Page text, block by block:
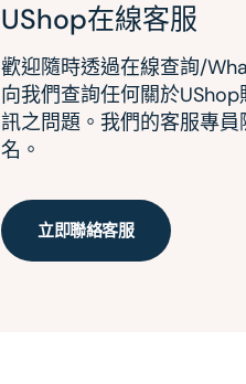
UShop在線客服
歡迎隨時透過在線查詢/
向我們查詢任何關於
訊之問題。我們的客服專
名。
立即聯絡客服